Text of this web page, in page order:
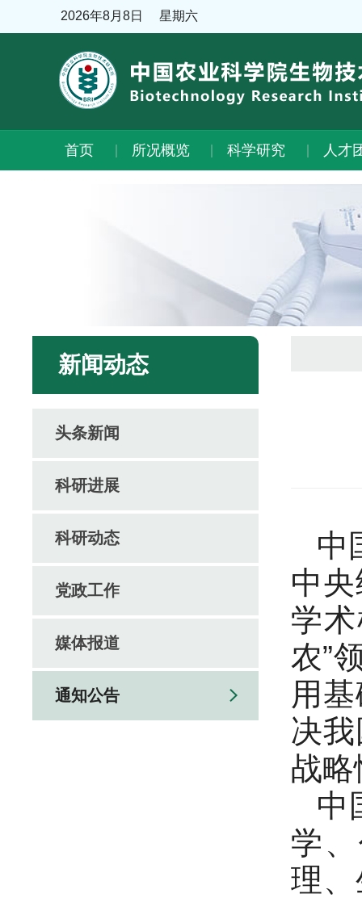
2026年8月8日 星期六
首页 所况概览 科学研究 人才
新闻动态
头条新闻
科研进展
科研动态
党政工作
媒体报道
通知公告
中
中
学
农”
用
决
战
中
学
理